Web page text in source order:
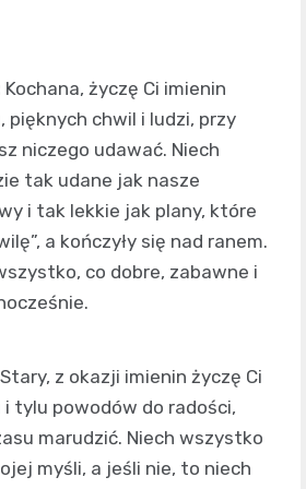
Kochana, życzę Ci imienin
pięknych chwil i ludzi, przy
niczego udawać. Niech
tak udane jak nasze
i tak lekkie jak plany, które
a kończyły się nad ranem.
co dobre, zabawne i
Stary, z okazji imienin życzę Ci
tylu powodów do radości,
marudzić. Niech wszystko
myśli, a jeśli nie, to niech